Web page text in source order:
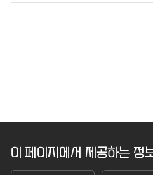
이 페이지에서 제공하는 정